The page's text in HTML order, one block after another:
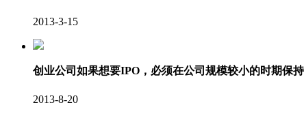
2013-3-15
创业公司如果想要IPO，必须在公司规模较小的时期保
2013-8-20